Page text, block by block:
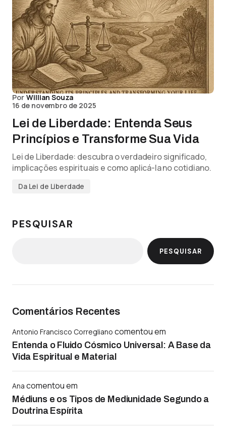
Por Willian Souza
16 de novembro de 2025
Lei de Liberdade: Entenda Seus
Princípios e Transforme Sua Vida
Lei de Liberdade: descubra o verdadeiro significado,
implicações espirituais e como aplicá-la no cotidiano.
Da Lei de Liberdade
PESQUISAR
PESQUISAR
Comentários Recentes
Antonio Francisco Corregliano comentou em
Entenda o Fluido Cósmico Universal: A Base da
Vida Espiritual e Material
Ana comentou em
Médiuns e os Tipos de Mediunidade Segundo a
Doutrina Espírita